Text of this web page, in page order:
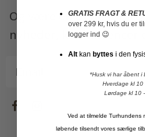
Og være en af de første
nyheder, konkurrencer
GRATIS FRAGT &
over 299 kr, hvis du er
logger ind 😉
Alt kan byttes i den
*Husk vi har åbent i
Hverdage kl 10
Lørdage kl 10
Ved at tilmelde Turhundens
løbende tilsendt vores særlige